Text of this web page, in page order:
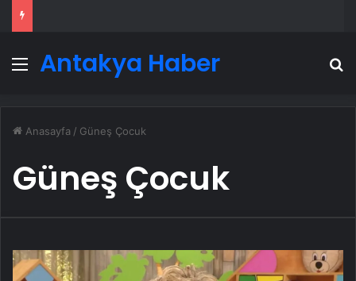
Menü
Antakya Haber
Anasayfa / Güneş Çocuk
Güneş Çocuk